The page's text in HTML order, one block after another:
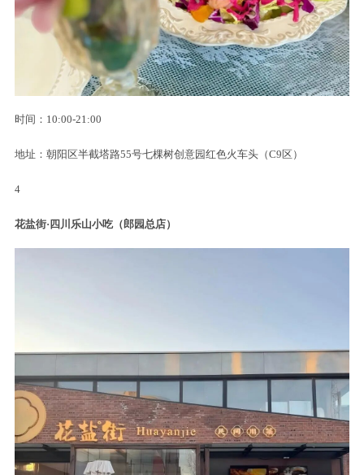
时间：10:00-21:00
地址：朝阳区半截塔路55号七棵树创意园红色火车头（C9区）
4
花盐街·四川乐山小吃（郎园总店）